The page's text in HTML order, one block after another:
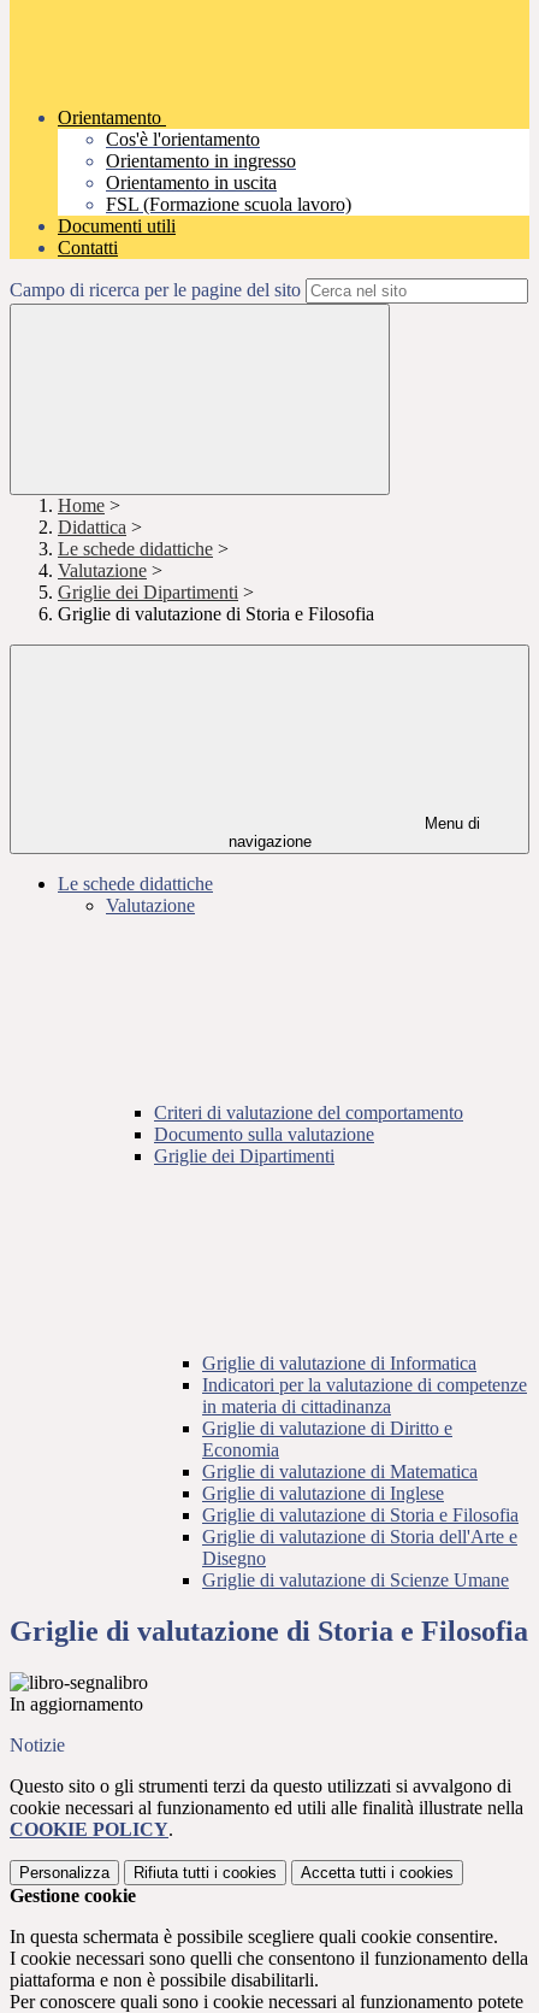
Orientamento
Cos'è l'orientamento
Orientamento in ingresso
Orientamento in uscita
FSL (Formazione scuola lavoro)
Documenti utili
Contatti
Campo di ricerca per le pagine del sito
Home >
Didattica >
Le schede didattiche >
Valutazione >
Griglie dei Dipartimenti >
Griglie di valutazione di Storia e Filosofia
Menu di
navigazione
Le schede didattiche
Valutazione
Criteri di valutazione del comportamento
Documento sulla valutazione
Griglie dei Dipartimenti
Griglie di valutazione di Informatica
Indicatori per la valutazione di competenze
in materia di cittadinanza
Griglie di valutazione di Diritto e
Economia
Griglie di valutazione di Matematica
Griglie di valutazione di Inglese
Griglie di valutazione di Storia e Filosofia
Griglie di valutazione di Storia dell'Arte e
Disegno
Griglie di valutazione di Scienze Umane
Griglie di valutazione di Storia e Filosofia
In aggiornamento
Notizie
Questo sito o gli strumenti terzi da questo utilizzati si avvalgono di
cookie necessari al funzionamento ed utili alle finalità illustrate nella
COOKIE POLICY.
Personalizza Rifiuta tutti i cookies Accetta tutti i cookies
Gestione cookie
In questa schermata è possibile scegliere quali cookie consentire.
I cookie necessari sono quelli che consentono il funzionamento della
piattaforma e non è possibile disabilitarli.
Per conoscere quali sono i cookie necessari al funzionamento potete